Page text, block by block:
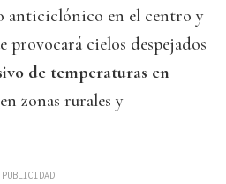
anticiclónico en el centro y
provocará cielos despejados
de temperaturas en
zonas rurales y